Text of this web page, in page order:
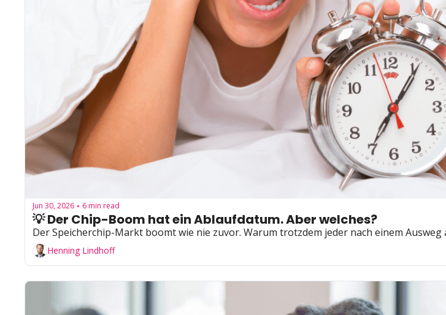
Jun 30, 2026 • 6 min read
💡 Der Chip-Boom hat ein Ablaufdatum. Aber welches?
Der Speicherchip-Markt boomt wie nie zuvor. Warum trotzdem jeder nach einem
Henning Lindhoff